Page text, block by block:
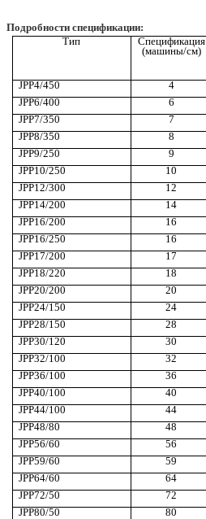
Подробности спецификации:
Тип
Спецификация
(машины/см)
JPP4/450 4
JPP6/400
6
JPP7/350
7
JPP8/350
8
JPP9/250
9
JPP10/250
10
JPP12/300
12
JPP14/200
14
JPP16/200
16
JPP16/250
16
JPP17/200
17
JPP18/220
18
JPP20/200
20
JPP24/150
24
JPP28/150
28
JPP30/120
30
JPP32/100
32
JPP36/100
36
JPP40/100
40
JPP44/100
44
JPP48/80
48
JPP56/60
56
JPP59/60
59
JPP64/60
64
JPP72/50
72
JPP80/50
80